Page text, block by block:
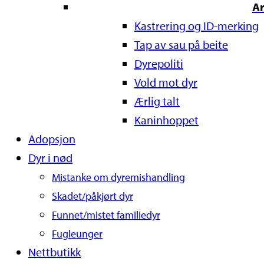
Kastrering og ID-merking
Tap av sau på beite
Dyrepoliti
Vold mot dyr
Ærlig talt
Kaninhoppet
Adopsjon
Dyr i nød
Mistanke om dyremishandling
Skadet/påkjørt dyr
Funnet/mistet familiedyr
Fugleunger
Nettbutikk